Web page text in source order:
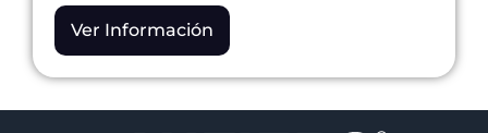
Ver Información